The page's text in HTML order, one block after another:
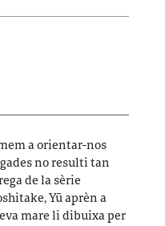
a orientar-nos
no resulti tan
de la sèrie
Yūaprèn a
mare li dibuixa per